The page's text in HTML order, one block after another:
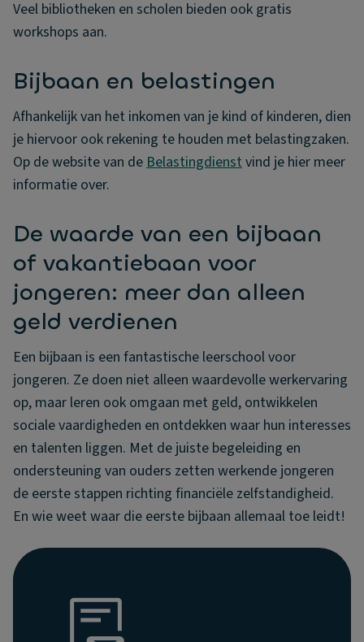
Veel bibliotheken en scholen bieden ook gratis
workshops aan.
Bijbaan en belastingen
Afhankelijk van het inkomen van je kind of kinderen, dien
je hiervoor ook rekening te houden met belastingzaken.
Op de website van deBelastingdienstvind je hier meer
informatie over.
De waarde van een bijbaan
of vakantiebaan voor
jongeren: meer dan alleen
geld verdienen
Een bijbaan is een fantastische leerschool voor
jongeren. Ze doen niet alleen waardevolle werkervaring
op, maar leren ook omgaan met geld, ontwikkelen
sociale vaardigheden en ontdekken waar hun interesses
en talenten liggen. Met de juiste begeleiding en
ondersteuning van ouders zetten werkende jongeren
de eerste stappen richting financiële zelfstandigheid.
En wie weet waar die eerste bijbaan allemaal toe leidt!